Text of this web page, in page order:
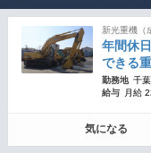
新光重機（
年間休
できる
勤務地 千
給与
月給
気になる